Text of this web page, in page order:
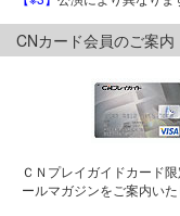
CNカード会員のご案内
ＣＮプレイガイドカード
ールマガジンをご案内いた